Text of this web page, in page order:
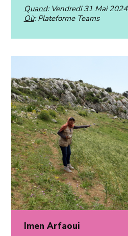
Quand: Vendredi 31 Mai 2024
Où: Plateforme Teams
Imen Arfaoui